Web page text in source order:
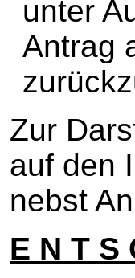
unter
Antrag
Zur
auf den
nebst
E N T S